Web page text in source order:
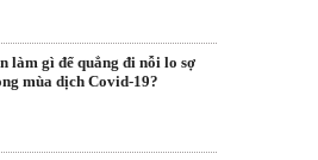
làm gì để quẳng đi nỗi lo sợ
mùa dịch Covid-19?